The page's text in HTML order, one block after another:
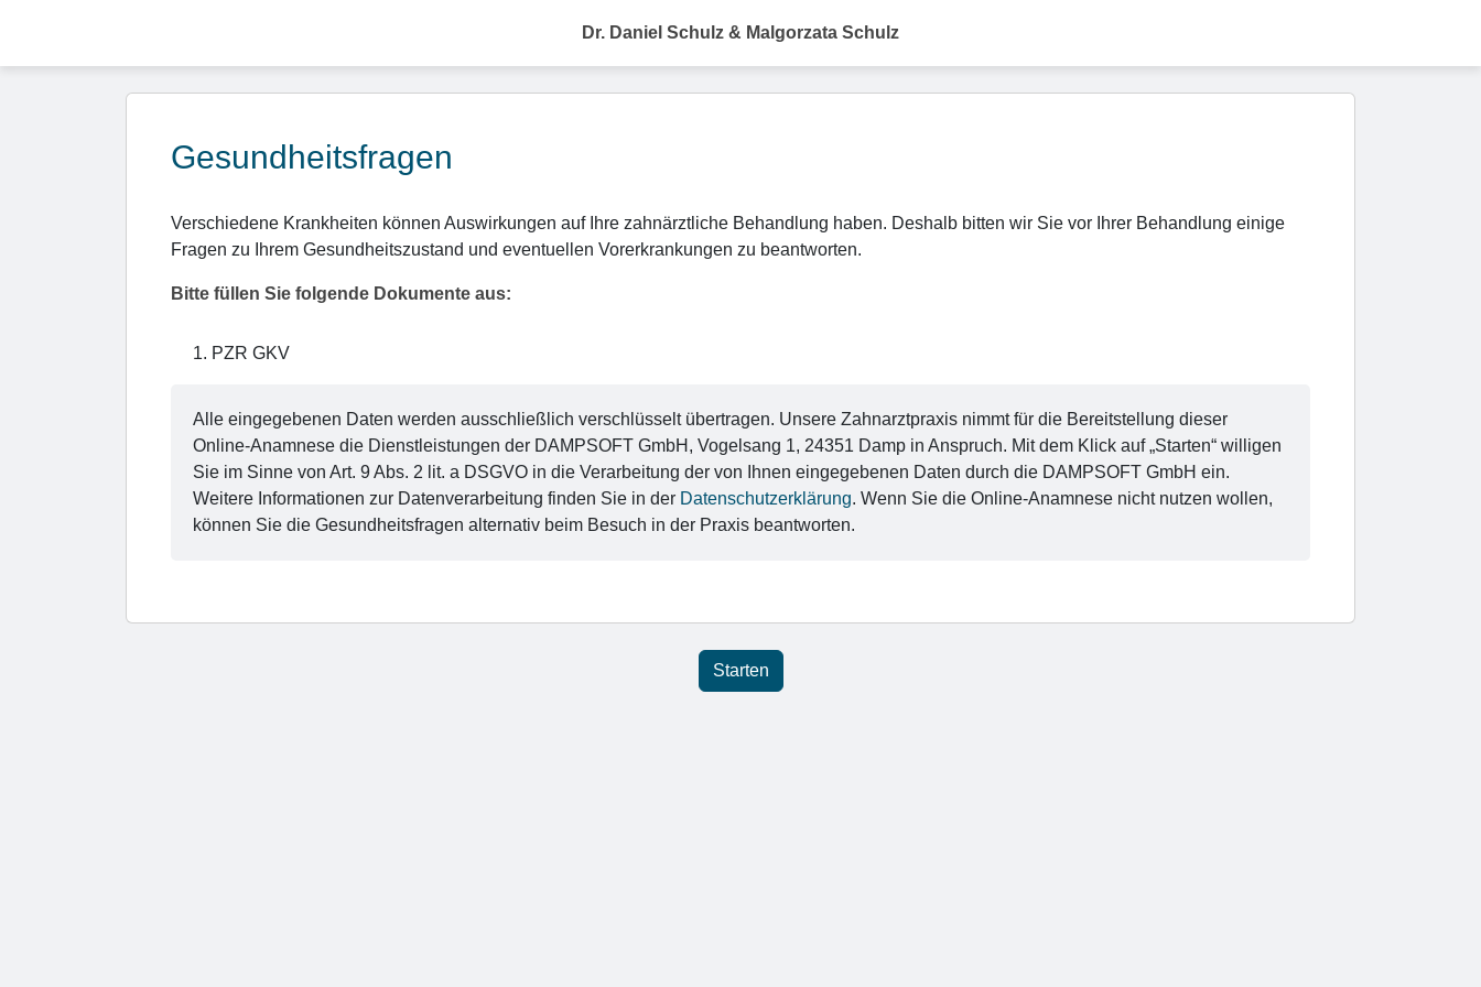
Dr. Daniel Schulz & Malgorzata Schulz
Gesundheitsfragen
Verschiedene Krankheiten können Auswirkungen auf Ihre zahnärztliche Behandlung haben. Deshalb bitten wir Sie vor Ihrer Behandlung einige
Fragen zu Ihrem Gesundheitszustand und eventuellen Vorerkrankungen zu beantworten.
Bitte füllen Sie folgende Dokumente aus:
1. PZR GKV
Alle eingegebenen Daten werden ausschließlich verschlüsselt übertragen. Unsere Zahnarztpraxis nimmt für die Bereitstellung dieser
Online-Anamnese die Dienstleistungen der DAMPSOFT GmbH, Vogelsang 1, 24351 Damp in Anspruch. Mit dem Klick auf „Starten“ willigen
Sie im Sinne von Art. 9 Abs. 2 lit. a DSGVO in die Verarbeitung der von Ihnen eingegebenen Daten durch die DAMPSOFT GmbH ein.
Weitere Informationen zur Datenverarbeitung finden Sie in der Datenschutzerklärung. Wenn Sie die Online-Anamnese nicht nutzen wollen,
können Sie die Gesundheitsfragen alternativ beim Besuch in der Praxis beantworten.
Starten